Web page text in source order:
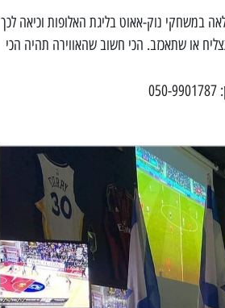
במשחקי נוק-אאוט בליגת האלופות וכיאה לכך
או שתאכזב. הכי חשוב שהאווירה תהיה הכי
050-9901787